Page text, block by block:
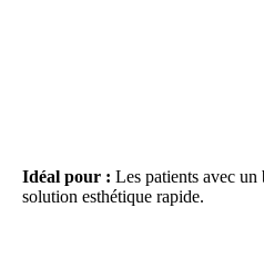
Idéal pour : Les patients avec
solution esthétique rapide.